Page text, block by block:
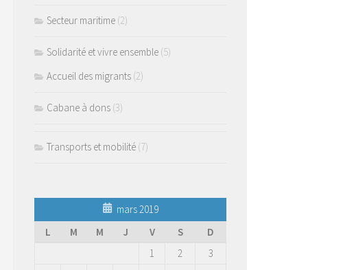
Secteur maritime (2)
Solidarité et vivre ensemble (5)
Accueil des migrants (2)
Cabane à dons (3)
Transports et mobilité (7)
mars 2019
L
M M J V S
D
1
2
3